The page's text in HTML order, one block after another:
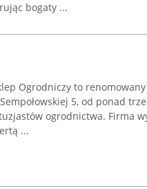
bogaty ...
Ogrodniczy to
5, od ponad
ogrodnictwa. Firma
...